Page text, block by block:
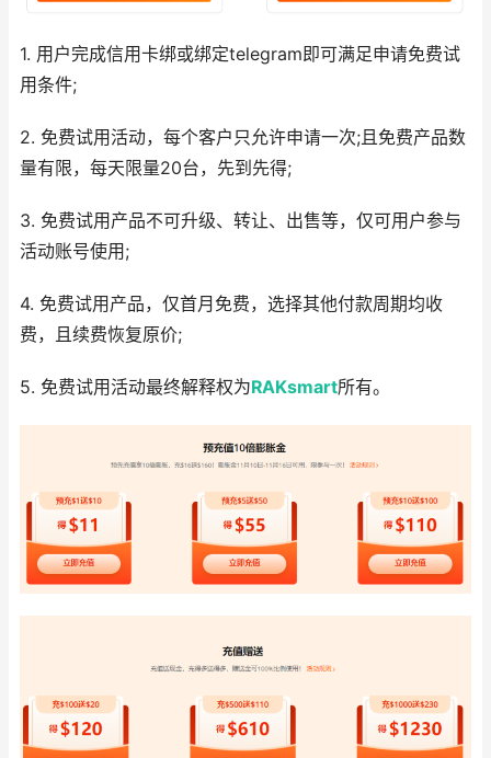
1. 用户完成信用卡绑或绑定telegram即可满足申请免费试
用条件;
2. 免费试用活动，每个客户只允许申请一次;且免费产品数
量有限，每天限量20台，先到先得;
3. 免费试用产品不可升级、转让、出售等，仅可用户参与
活动账号使用;
4. 免费试用产品，仅首月免费，选择其他付款周期均收
费，且续费恢复原价;
5. 免费试用活动最终解释权为RAKsmart所有。